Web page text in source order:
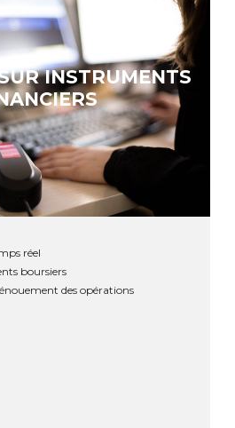
INSTRUMENTS
réel
boursiers
des opérations